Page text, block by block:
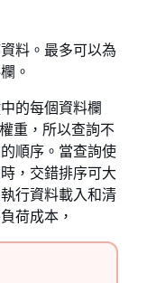
料。最多可以為
。
的每個資料欄
重，所以查詢不
順序。當查詢使
，交錯排序可大
行資料載入和清
荷成本，